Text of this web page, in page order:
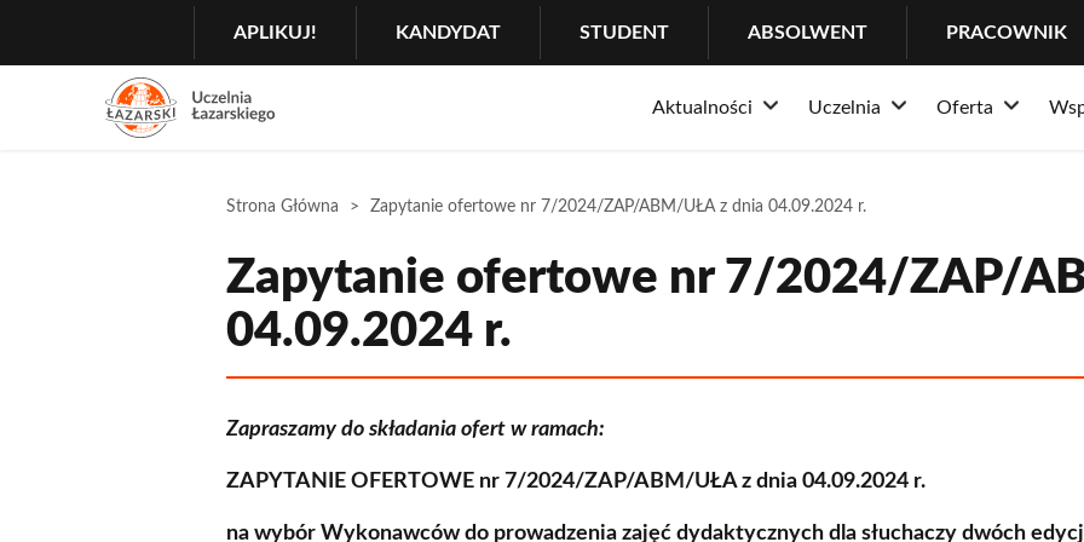
MENU
GŁÓWNA
NAWIGACJA
APLIKUJ! KANDYDAT STUDENT ABSOLWENT PRACOWNIK
Aktualności
Wydarzenia
Uczelnia
Dlaczego Łazarski?
Historia
Społeczność
Oferta
Studia I
Strona Główna Zapytanie ofertowe nr 7/2024/ZAP/ABM/UŁA z dnia 04.09.2024 r.
Zapytanie ofertowe nr 7/2024/ZAP/
04.09.2024 r.
Zapraszamy do składania ofert w ramach:
ZAPYTANIE OFERTOWE nr 7/2024/ZAP/ABM/UŁA z dnia 04.09.2024 r.
na wybór Wykonawców do prowadzenia zajęć dydaktycznych dla słuchaczy dwóch